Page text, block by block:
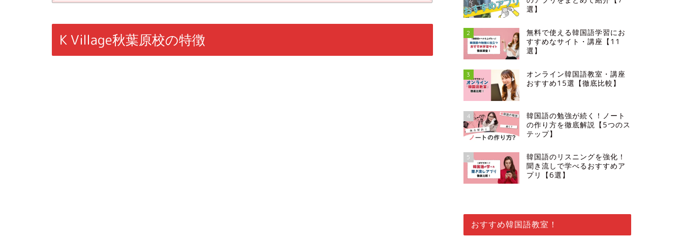
K Village秋葉原校の特徴
選】
2
無料で使える韓国語学習にお
すすめなサイト・講座【11
選】
3
オンライン韓国語教室・講座
おすすめ15選【徹底比較】
4
韓国語の勉強が続く！ノート
の作り方を徹底解説【5つのス
テップ】
5
韓国語のリスニングを強化！
聞き流しで学べるおすすめア
プリ【6選】
おすすめ韓国語教室！